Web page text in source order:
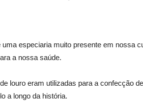
especiaria muito presente em nossa
a nossa saúde.
louro eram utilizadas para a confecção
a longo da história.